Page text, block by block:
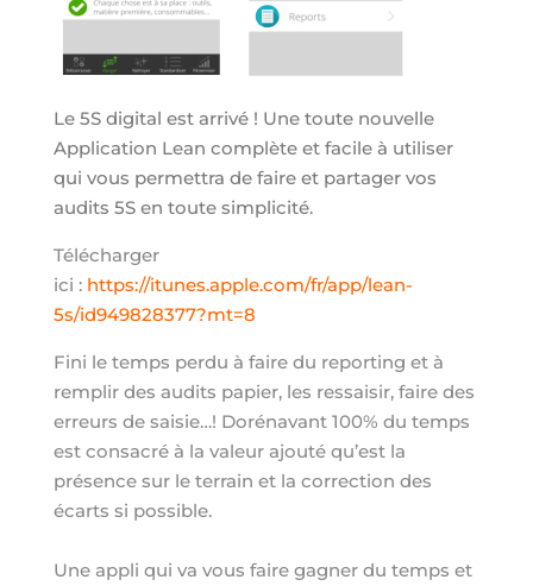
Le 5S digital est arrivé ! Une toute nouvelle
Application Lean complète et facile à utiliser
qui vous permettra de faire et partager vos
audits 5S en toute simplicité.
Télécharger
ici : https://itunes.apple.com/fr/app/lean-
5s/id949828377?mt=8
Fini le temps perdu à faire du reporting et à
remplir des audits papier, les ressaisir, faire des
erreurs de saisie…! Dorénavant 100% du temps
est consacré à la valeur ajouté qu’est la
présence sur le terrain et la correction des
écarts si possible.
Une appli qui va vous faire gagner du temps et